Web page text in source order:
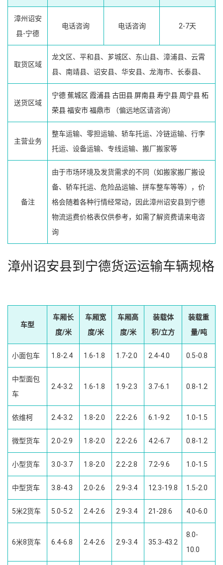
漳州诏安
县-宁德
电话咨询 电话咨询 2-7天
取货区域
龙文区、平和县、芗城区、东山县、漳浦县、云霄
县、南靖县、诏安县、华安县、龙海市、长泰县、
送货区域
宁德蕉城区 霞浦县古田县 屏南县寿宁县 周宁县柘
荣县福安市福鼎市 （偏远地区请咨询）
主营业务
整车运输、零担运输、轿车托运、冷链运输、行李
托运、设备运输、专线运输、搬厂搬家等
备注
由于市场环境及发货需求的不同（如搬家搬厂搬设
备、轿车托运、危险品运输、拼车整车等等），价
格会随着各种行情经常动，因此漳州诏安县到宁德
物流运费价格表仅供参考，如需了解资费请来电咨
询
漳州诏安县到宁德货运运输车辆规格
车型
车厢长
度/米
车厢宽
度/米
车厢高
度/米
装载体
积/立方
装载重
量/吨
小面包车 1.8-2.4 1.6-1.8 1.7-2.0 2.4-4.0 0.5-0.8
中型面包
车
2.4-3.2 1.6-1.8 1.9-2.3 3.7-6.1 0.8-1.2
依维柯 2.4-3.2 1.8-2.0 2.2-2.6 6.1-9.2 1.0-1.5
微型货车 2.0-2.9 1.8-2.0 2.2-2.6 4.2-6.7 0.8-1.2
小型货车 3.0-3.7 1.8-2.0 2.2-2.8 7.2-9.6 1.0-1.5
中型货车 3.8-4.3 2.0-2.6 2.9-3.4 12.3-19.8 1.5-2.0
5米2货车 5.0-5.2 2.4-2.6 2.9-3.4 21-28.6 4.0-6.0
6米8货车 6.4-6.8 2.4-2.6 2.9-3.4 35.3-43.2
8.0-
10.0